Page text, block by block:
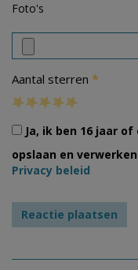
Foto's
Aantal sterren *
Ja, ik ben 16 jaar
opslaan en
Privacy beleid